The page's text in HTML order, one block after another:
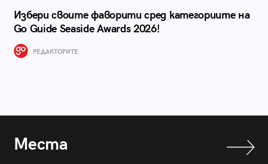
Избери своите фаворити сред категориите на
Go Guide Seaside Awards 2026!
РЕДАКТОРИТЕ
Места